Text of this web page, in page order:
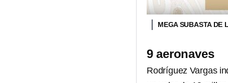
MEGA SUBASTA DE
9 aeronaves
Rodríguez Vargas